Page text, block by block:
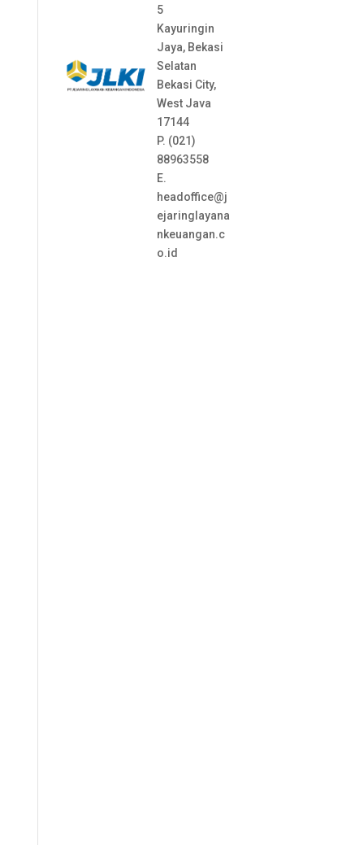
5
Kayuringin
Jaya, Bekasi
Selatan
Bekasi City,
West Java
17144
P. (021)
88963558
E.
headoffice@j
ejaringlayana
nkeuangan.c
o.id